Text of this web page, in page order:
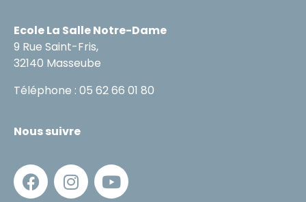
Ecole La Salle Notre-Dame
9 Rue Saint-Fris,
32140 Masseube
Téléphone : 05 62 66 01 80
Nous suivre